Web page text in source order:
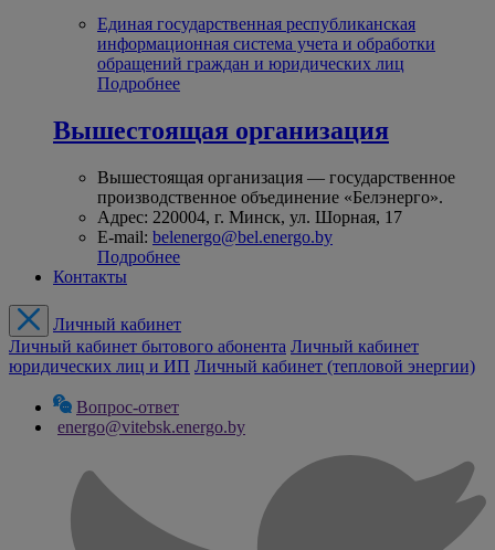
Единая государственная республиканская
информационная система учета и обработки
обращений граждан и юридических лиц
Подробнее
Вышестоящая организация
Вышестоящая организация — государственное
производственное объединение «Белэнерго».
Адрес: 220004, г. Минск, ул. Шорная, 17
E-mail: belenergo@bel.energo.by
Подробнее
Контакты
Личный кабинет
Личный кабинет бытового абонента Личный кабинет
юридических лиц и ИП Личный кабинет (тепловой энергии)
Вопрос-ответ
energo@vitebsk.energo.by